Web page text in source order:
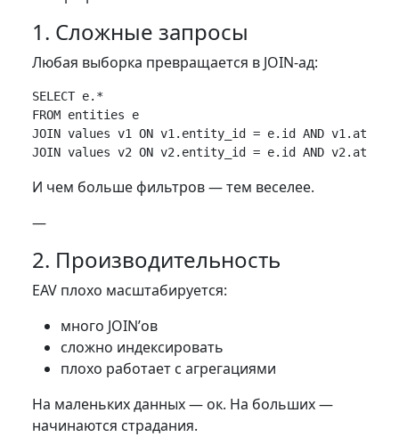
1. Сложные запросы
Любая выборка превращается в JOIN-ад:
SELECT e.*
FROM entities e
JOIN values v1 ON v1.entity_id = e.id AND
И чем больше фильтров — тем веселее.
—
2. Производительность
EAV плохо масштабируется:
много JOIN’ов
сложно индексировать
плохо работает с агрегациями
На маленьких данных — ок. На больших —
начинаются страдания.